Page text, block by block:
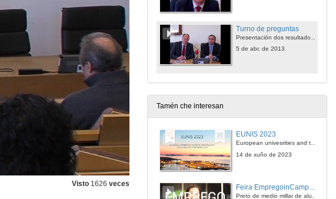
Visto 1626 veces
Turno de preguntas
Presentación dos resultados de I+D da Universidade de Vigo en 2012
5 de abr. de 2013
Tamén che interesan
EUNIS 2023
European univesrities and the digital transformation: challenges and opportunities ahead
14 de xuño de 2023
Preto de medio millar de alumnas e alumnos buscan coñecer máis de preto as oportunidades que lles achegan as arredor de medio cento de empresas que participan na edición viguesa da feira. Xunto coa visita aos stands, durante a feria desenvólvense varias actividades complementarias, como obradoiros, conversas, mesas redondas ou o pasaporte de empregabilidade, un espazo no que poderán recibir asesoramento sobre o seu CV.